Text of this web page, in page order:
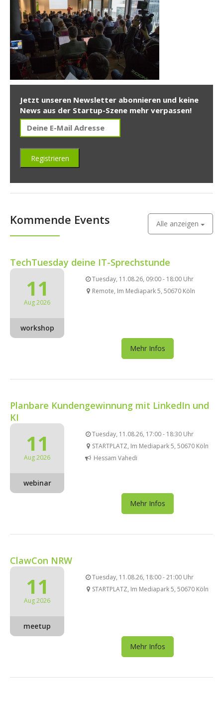
Jetzt unseren Newsletter abonnieren und keine
News aus der Startup-Szene mehr verpassen!
Kommende Events Alle anzeigen
TechTuesday deine IT-Sprechstunde
11
Aug 2026
workshop
Tuesday, 11.08.26, 09:00 - 18:00 Uhr
Remote, Im Mediapark 5, 50670 Köln
Mehr Infos
Planbare Kundengewinnung mit LinkedIn und
KI
11
Aug 2026
webinar
Tuesday, 11.08.26, 17:00 - 18:30 Uhr
STARTPLATZ, Im Mediapark 5, 50670 Köln
Hessam Vahedi
Mehr Infos
ClawCon NRW
11
Aug 2026
meetup
Tuesday, 11.08.26, 18:00 - 21:00 Uhr
STARTPLATZ, Im Mediapark 5, 50670 Köln
Mehr Infos